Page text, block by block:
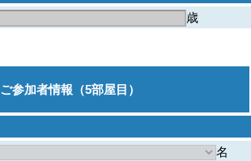
歳
ご参加者情報（5部屋目）
名